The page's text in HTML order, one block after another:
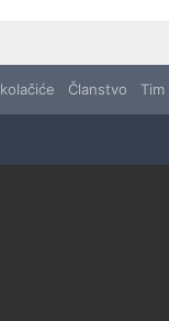
Članstvo Tim